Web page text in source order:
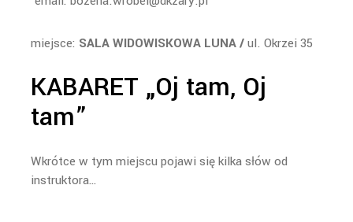
miejsce: SALA WIDOWISKOWA LUNA /ul. Okrzei 35
KABARET „Oj tam, Oj
tam”
Wkrótce w tym miejscu pojawi się kilka słów od
instruktora…